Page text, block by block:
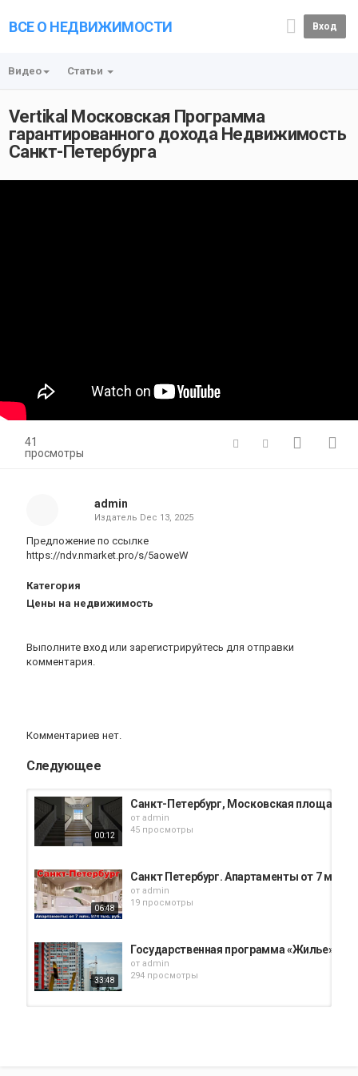
ВСЕ О НЕДВИЖИМОСТИ Вход
Видео Статьи
Vertikal Московская Программа
гарантированного дохода Недвижимость
Санкт-Петербурга
41
просмотры
admin
Издатель Dec 13, 2025
Предложение по ссылке
https://ndv.nmarket.pro/s/5aoweW
Категория
Цены на недвижимость
Выполните вход или зарегистрируйтесь для отправки
комментария.
Комментариев нет.
Следующее
00:12
Санкт-Петербург, Московская площадь.
от admin
45 просмотры
06:48
Санкт Петербург. Апартаменты от 7 млн.
от admin
19 просмотры
33:48
Государственная программа «Жилье» и
от admin
294 просмотры